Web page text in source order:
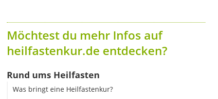
Möchtest du mehr Infos auf
heilfastenkur.de entdecken?
Rund ums Heilfasten
Was bringt eine Heilfastenkur?